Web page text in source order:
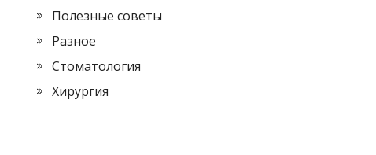
Полезные советы
Разное
Стоматология
Хирургия